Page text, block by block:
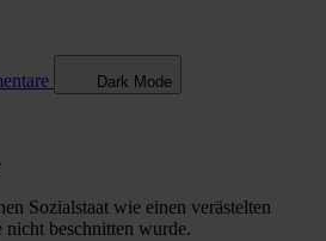
Dark Mode
Sozialstaat wie einen verästelten
nicht beschnitten wurde.